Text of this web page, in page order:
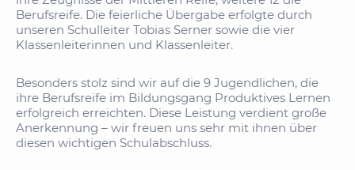
Berufsreife. Die feierliche Übergabe erfolgte durch
unseren Schulleiter Tobias Serner sowie die vier
Klassenleiterinnen und Klassenleiter.
Besonders stolz sind wir auf die 9 Jugendlichen, die
ihre Berufsreife im Bildungsgang Produktives Lernen
erfolgreich erreichten. Diese Leistung verdient große
Anerkennung – wir freuen uns sehr mit ihnen über
diesen wichtigen Schulabschluss.